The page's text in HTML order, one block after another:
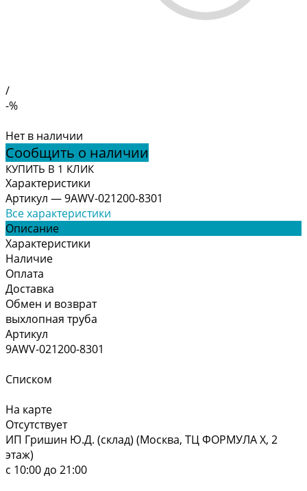
/
-%
Нет в наличии
Сообщить о наличии
КУПИТЬ В 1 КЛИК
Характеристики
Артикул —9AWV-021200-8301
Все характеристики
Описание
Характеристики
Наличие
Оплата
Доставка
Обмен и возврат
выхлопная труба
Артикул
9AWV-021200-8301
Списком
На карте
Отсутствует
ИП Гришин Ю.Д. (склад) (Москва, ТЦ ФОРМУЛА Х, 2
этаж)
с 10:00 до 21:00